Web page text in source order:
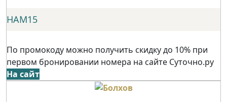
НАМ15
По промокоду можно получить скидку до 10% при
первом бронировании номера на сайте Суточно.ру
На сайт